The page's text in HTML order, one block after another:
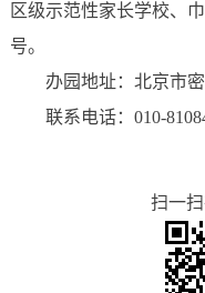
区级示范性家长学校、
号。
办园地址：北京市
联系电话：010-
扫一